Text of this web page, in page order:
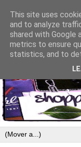
This site uses
and to analyze
shared with Google
metrics to ensure
statistics, and to